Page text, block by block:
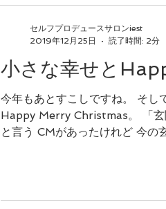
小さな幸せと
今年もあとすこしですね。 そして、今日は12月25日
Happy Merry Christmas。 「玄
と言う CMがあったけれど 今の玄関は 私にとって正に
セルフプロデュースサロンiest
2019年12月25日
読了時間: 2分